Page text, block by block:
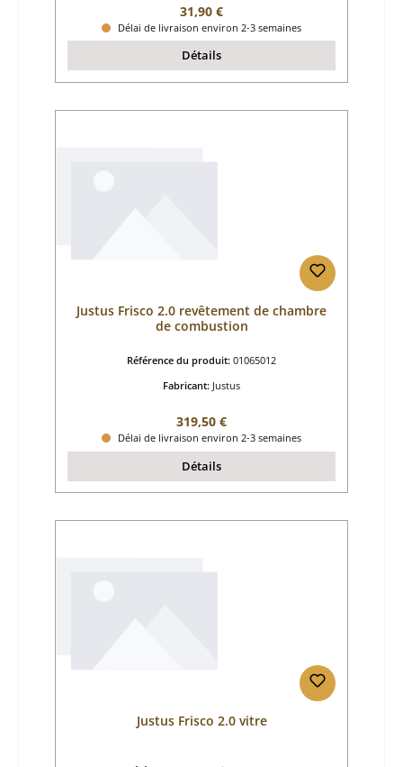
Prix régulier :
31,90 €
Délai de livraison environ 2-3 semaines
Détails
Justus Frisco 2.0 revêtement de chambre
de combustion
Référence du produit: 01065012
Fabricant: Justus
Prix régulier :
319,50 €
Délai de livraison environ 2-3 semaines
Détails
Justus Frisco 2.0 vitre